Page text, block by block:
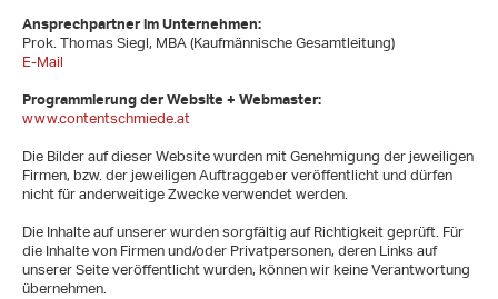
Kontakt
Impressum
Ansprechpartner im Unternehmen:
Prok. Thomas Siegl, MBA (Kaufmännische Gesamtleitung)
E-Mail
Programmierung der Website + Webmaster:
www.contentschmiede.at
Die Bilder auf dieser Website wurden mit Genehmigung der jeweiligen
Firmen, bzw. der jeweiligen Auftraggeber veröffentlicht und dürfen
nicht für anderweitige Zwecke verwendet werden.
Die Inhalte auf unserer wurden sorgfältig auf Richtigkeit geprüft. Für
die Inhalte von Firmen und/oder Privatpersonen, deren Links auf
unserer Seite veröffentlicht wurden, können wir keine Verantwortung
übernehmen.